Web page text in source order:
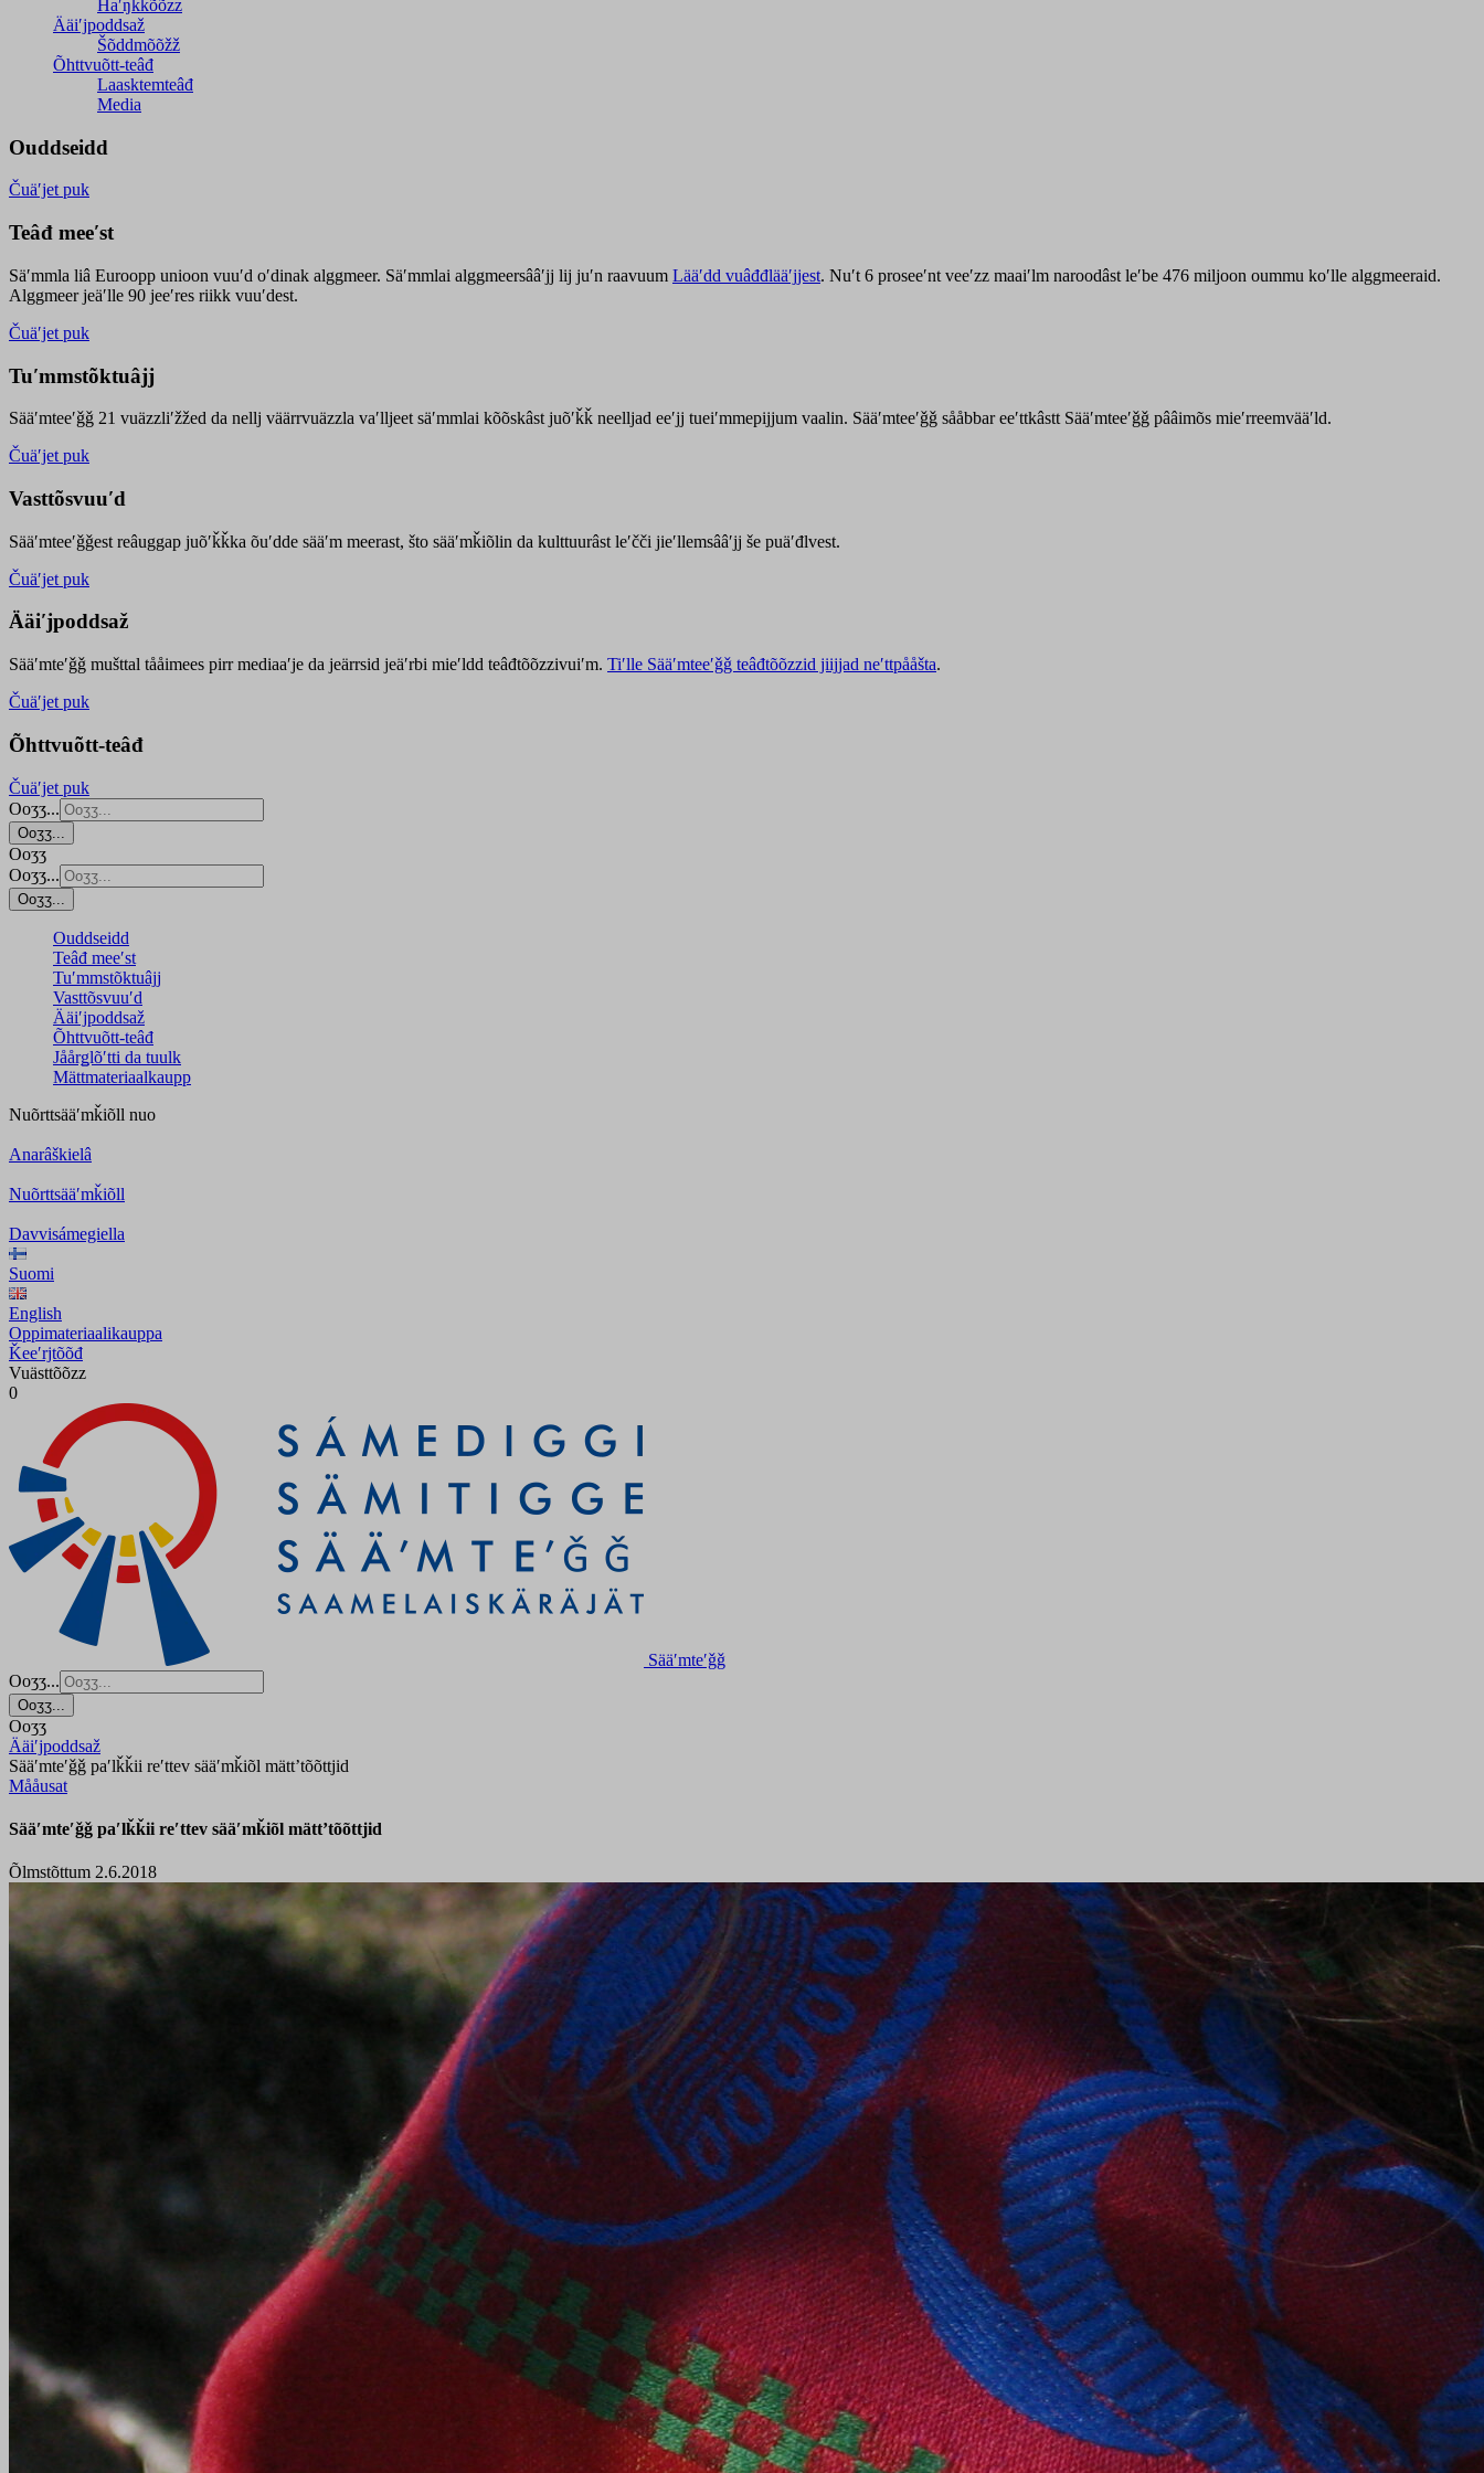
Haʹŋǩǩõõzz
Ääiʹjpoddsaž
Šõddmõõžž
Õhttvuõtt-teâđ
Laasktemteâđ
Media
Ouddseidd
Čuäʹjet puk
Teâđ meeʹst
Säʹmmla liâ Euroopp unioon vuuʹd oʹdinak alggmeer. Säʹmmlai alggmeersââʹjj lij juʹn raavuum Lääʹdd vuâđđlääʹjjest. Nuʹt 6 proseeʹnt veeʹzz maaiʹlm naroodâst leʹbe 476 miljoon oummu koʹlle alggmeeraid.
Alggmeer jeäʹlle 90 jeeʹres riikk vuuʹdest.
Čuäʹjet puk
Tuʹmmstõktuâjj
Sääʹmteeʹǧǧ 21 vuäzzliʹžžed da nellj väärrvuäzzla vaʹlljeet säʹmmlai kõõskâst juõʹǩǩ neelljad eeʹjj tueiʹmmepijjum vaalin. Sääʹmteeʹǧǧ sååbbar eeʹttkâstt Sääʹmteeʹǧǧ pââimõs mieʹrreemvääʹld.
Čuäʹjet puk
Vasttõsvuuʹd
Sääʹmteeʹǧǧest reâuggap juõʹǩǩka õuʹdde sääʹm meerast, što sääʹmǩiõlin da kulttuurâst leʹčči jieʹllemsââʹjj še puäʹđlvest.
Čuäʹjet puk
Ääiʹjpoddsaž
Sääʹmteʹǧǧ mušttal tååimees pirr mediaaʹje da jeärrsid jeäʹrbi mieʹldd teâđtõõzzivuiʹm. Tiʹlle Sääʹmteeʹǧǧ teâđtõõzzid jiijjad neʹttpååšta.
Čuäʹjet puk
Õhttvuõtt-teâđ
Čuäʹjet puk
Ooʒʒ...
Ooʒʒ...
Ooʒʒ
Ooʒʒ...
Ooʒʒ...
Ouddseidd
Teâđ meeʹst
Tuʹmmstõktuâjj
Vasttõsvuuʹd
Ääiʹjpoddsaž
Õhttvuõtt-teâđ
Jåårǥlõʹtti da tuulk
Mättmateriaalkaupp
Nuõrttsääʹmǩiõll nuo
Anarâškielâ
Nuõrttsääʹmǩiõll
Davvisámegiella
Suomi
English
Oppimateriaalikauppa
Ǩeeʹrjtõõđ
Vuästtõõzz
0
Sääʹmteʹǧǧ
Ooʒʒ...
Ooʒʒ...
Ooʒʒ
Ääiʹjpoddsaž
Sääʹmteʹǧǧ paʹlǩǩii reʹttev sääʹmǩiõl mättʼtõõttjid
Mååusat
Sääʹmteʹǧǧ paʹlǩǩii reʹttev sääʹmǩiõl mättʼtõõttjid
Õlmstõttum 2.6.2018